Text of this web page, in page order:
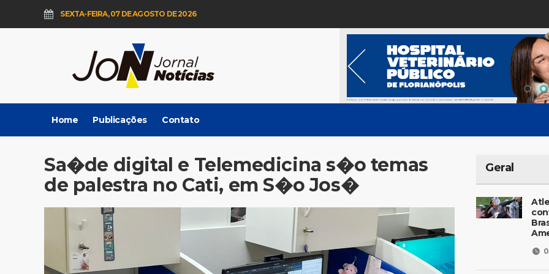
SEXTA-FEIRA, 07 DE AGOSTO DE 2026
Home Publicações Contato
Sa�de digital e Telemedicina s�o temas
de palestra no Cati, em S�o Jos�
Geral